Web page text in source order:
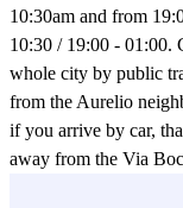
10:30am and from
10:30 / 19:00 - 01:00.
whole city by public
from the Aurelio
if you arrive by car,
away from the Via